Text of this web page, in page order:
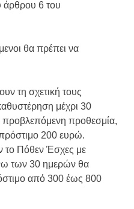
άρθρου 6 του
θα πρέπει να
τη σχετική τους
μέχρι 30
προθεσμία,
200 ευρώ.
το Πόθεν Έσχες με
των 30 ημερών θα
από 300 έως 800